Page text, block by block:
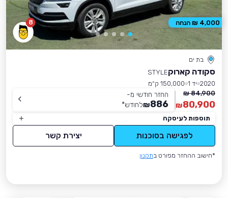
8
בת ים
סקודה קארוקSTYLE
2020 יד 1
150,000 ק״מ
84,900 ₪
80,900
₪
החזר חודשי מ-
886
₪לחודש*
תוספות לעיסקה
לפגישה בסוכנות יצירת קשר
*חישוב ההחזר מפורט בתקנון
4,000 ₪ הנחה